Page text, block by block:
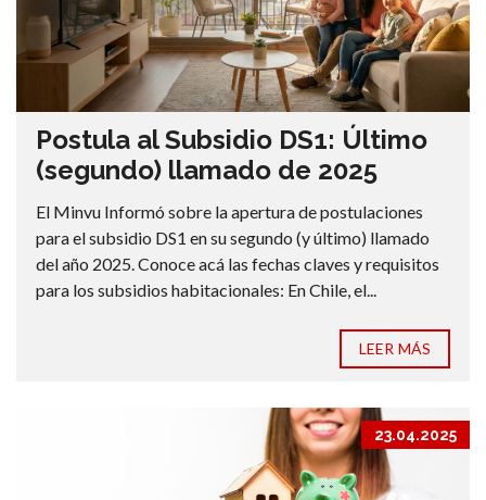
Postula al Subsidio DS1: Último
(segundo) llamado de 2025
El Minvu Informó sobre la apertura de postulaciones
para el subsidio DS1 en su segundo (y último) llamado
del año 2025. Conoce acá las fechas claves y requisitos
para los subsidios habitacionales: En Chile, el...
LEER MÁS
23.04.2025